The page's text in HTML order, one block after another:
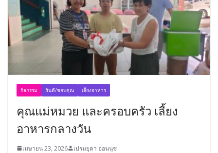
กิจกรรม ยินดี/ขอบคุณ เลี้ยงอาหาร
คุณแม่หมวย และครอบครัว เลี้ยง
อาหารกลางวัน
เมษายน 23, 2026 เปรมยุดา อ่อนนุช